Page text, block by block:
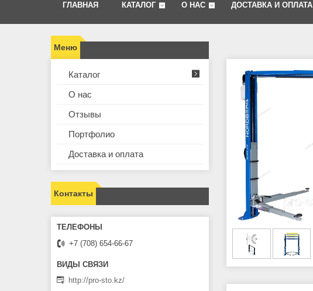
ГЛАВНАЯ КАТАЛОГ О НАС ДОСТАВКА И ОПЛАТА
Каталог
О нас
Отзывы
Портфолио
Доставка и оплата
Контакты
+7 (708) 654-66-67
http://pro-sto.kz/